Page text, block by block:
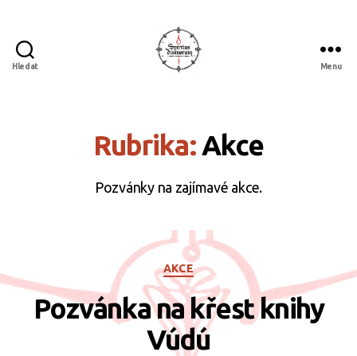
Hledat Menu
Rubrika:Akce
Pozvánky na zajímavé akce.
Rubriky
AKCE
Pozvánka na křest knihy
Vúdú